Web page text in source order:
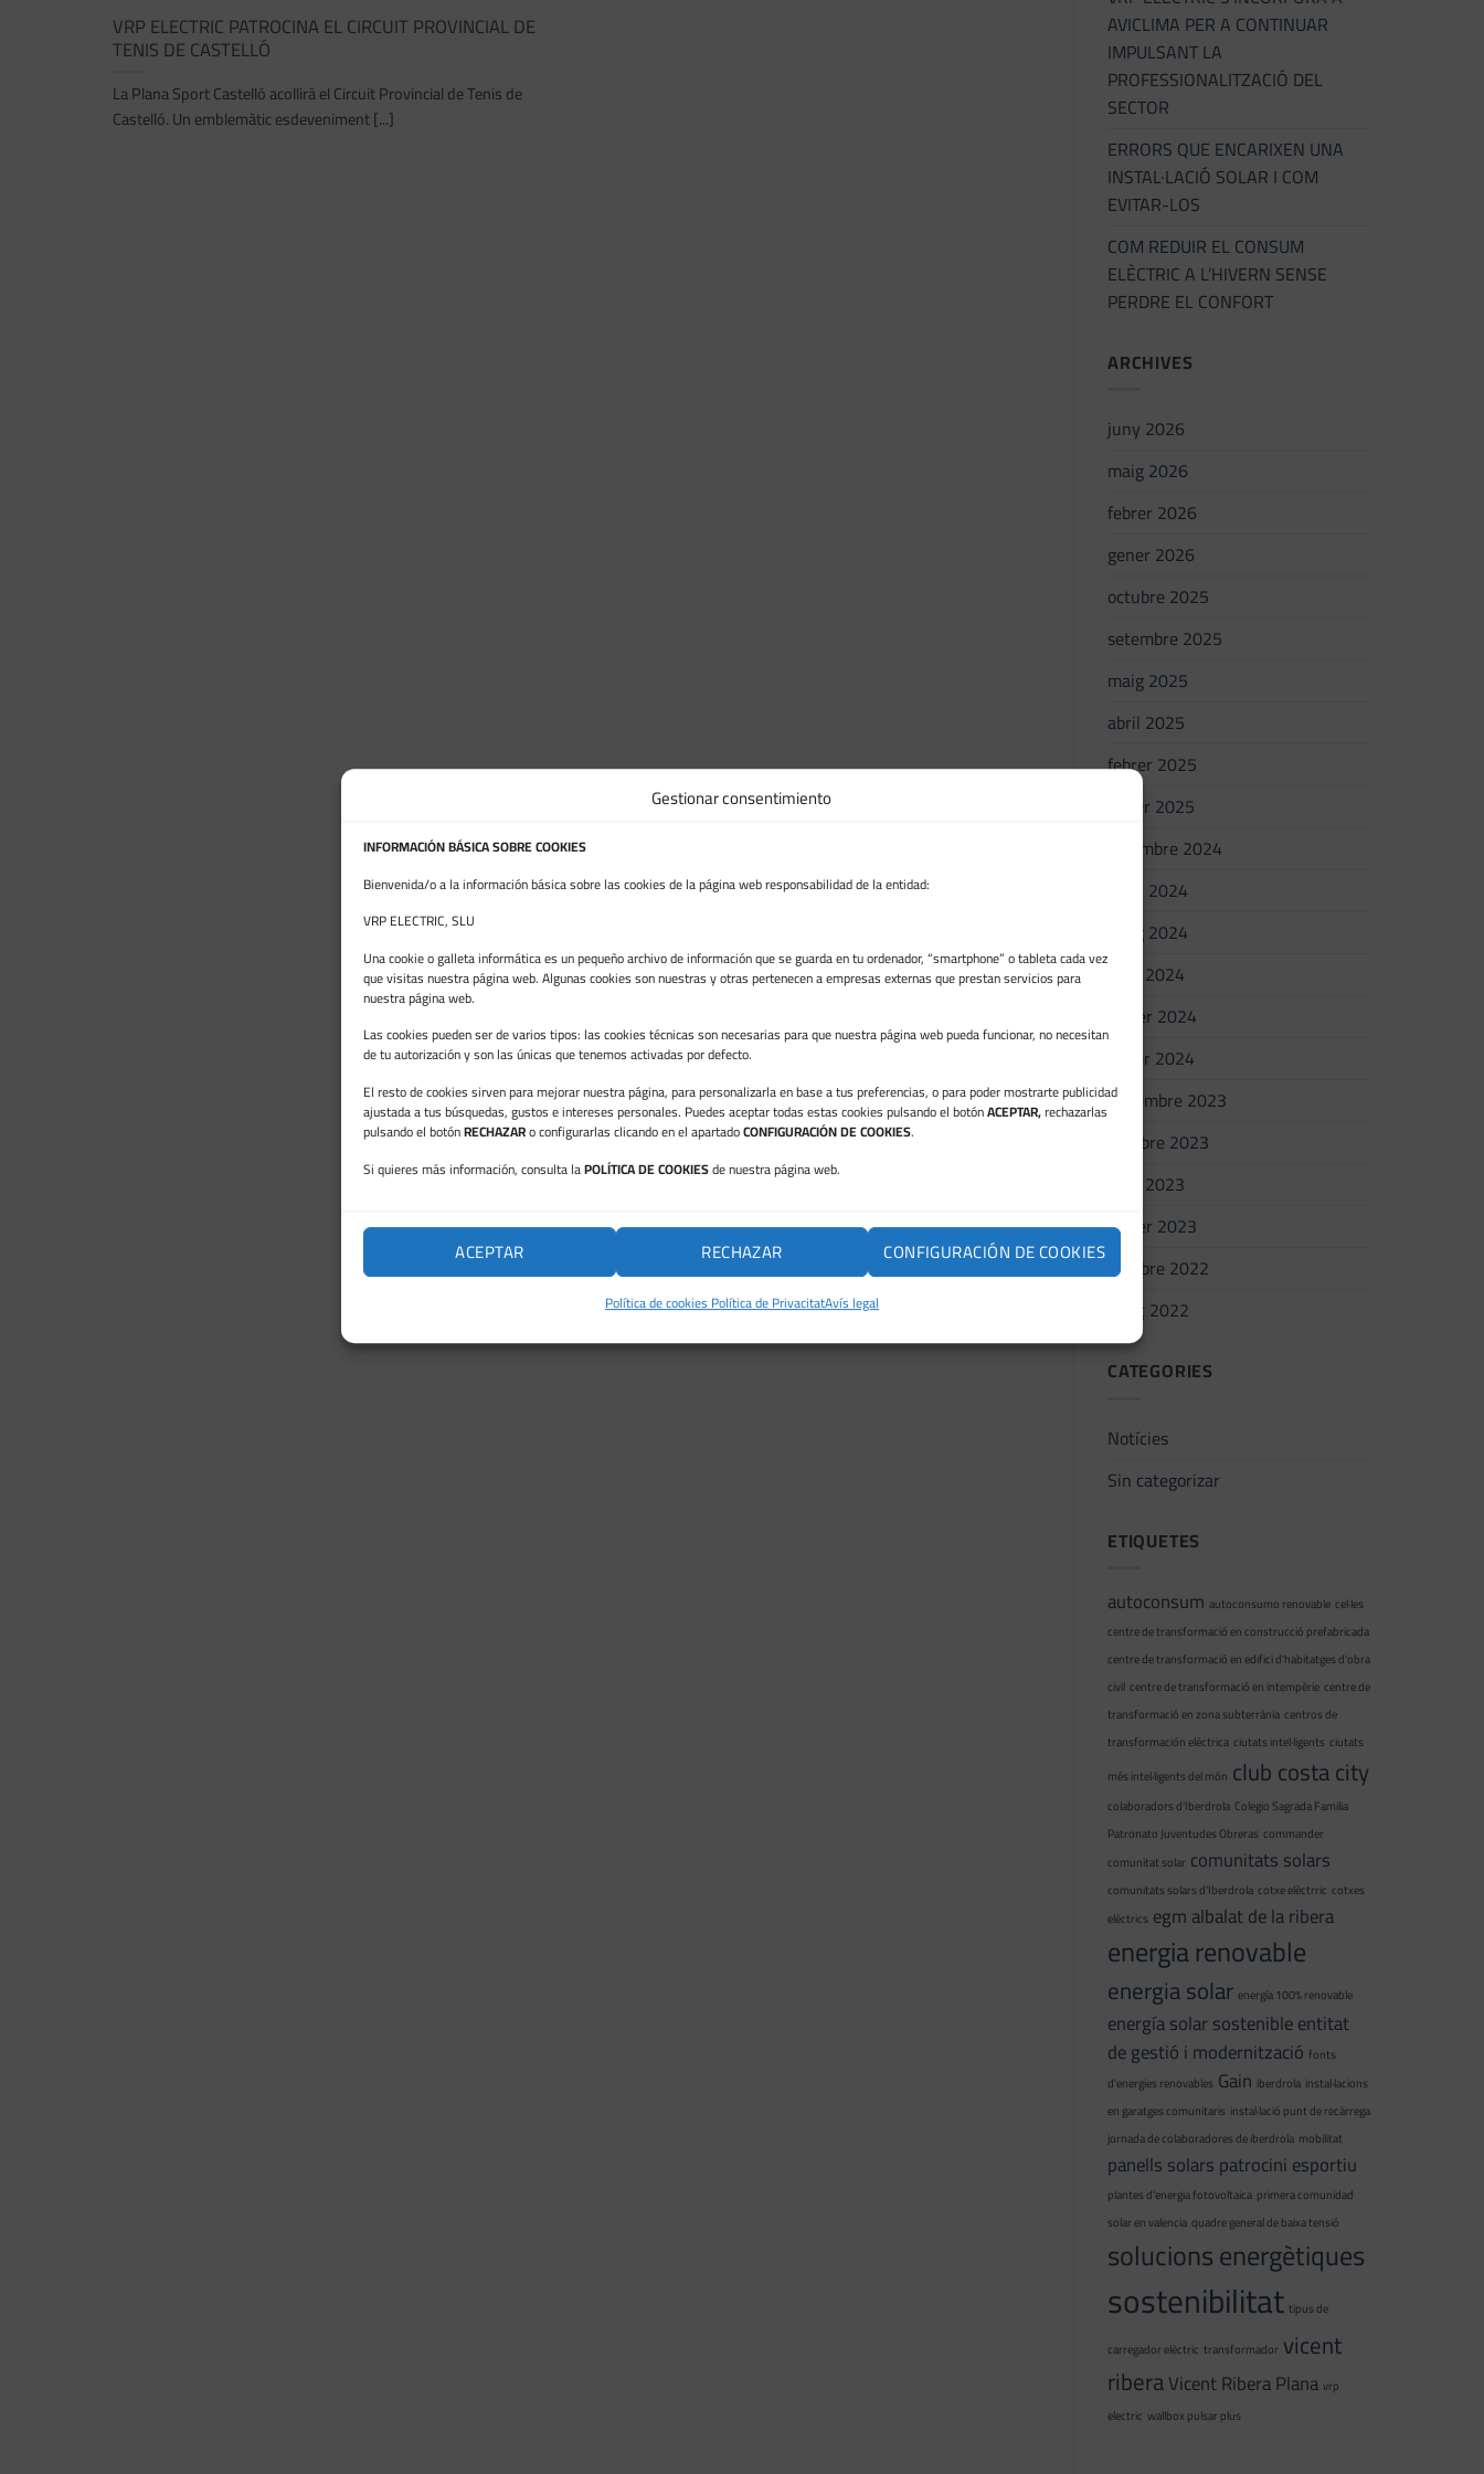
Gestionar consentimiento
INFORMACIÓN BÁSICA SOBRE COOKIES
Bienvenida/o a la información básica sobre las cookies de la página web responsabilidad de la entidad:
VRP ELECTRIC, SLU
Una cookie o galleta informática es un pequeño archivo de información que se guarda en tu ordenador, “smartphone” o tableta cada vez
que visitas nuestra página web. Algunas cookies son nuestras y otras pertenecen a empresas externas que prestan servicios para
nuestra página web.
Las cookies pueden ser de varios tipos: las cookies técnicas son necesarias para que nuestra página web pueda funcionar, no necesitan
de tu autorización y son las únicas que tenemos activadas por defecto.
El resto de cookies sirven para mejorar nuestra página, para personalizarla en base a tus preferencias, o para poder mostrarte publicidad
ajustada a tus búsquedas, gustos e intereses personales. Puedes aceptar todas estas cookies pulsando el botónACEPTAR,rechazarlas
pulsando el botónRECHAZARo configurarlas clicando en el apartadoCONFIGURACIÓN DE COOKIES.
Si quieres más información, consulta laPOLÍTICA DE COOKIESde nuestra página web.
ACEPTAR RECHAZAR CONFIGURACIÓN DE COOKIES
Política de cookiesPolítica de PrivacitatAvís legal
VRP ELECTRIC PATROCINA EL CIRCUIT PROVINCIAL DE
TENIS DE CASTELLÓ
La Plana Sport Castelló acollirà el Circuit Provincial de Tenis de
Castelló. Un emblemàtic esdeveniment [...]
AVICLIMA PER A CONTINUAR
IMPULSANT LA
PROFESSIONALITZACIÓ DEL
SECTOR
ERRORS QUE ENCARIXEN UNA
INSTAL·LACIÓ SOLAR I COM
EVITAR-LOS
COM REDUIR EL CONSUM
ELÈCTRIC A L’HIVERN SENSE
PERDRE EL CONFORT
ARCHIVES
juny 2026
maig 2026
febrer 2026
gener 2026
octubre 2025
setembre 2025
maig 2025
abril 2025
febrer 2025
gener 2025
setembre 2024
juliol 2024
maig 2024
abril 2024
febrer 2024
gener 2024
novembre 2023
octubre 2023
juny 2023
febrer 2023
octubre 2022
març 2022
CATEGORIES
Notícies
Sin categorizar
ETIQUETES
autoconsum autoconsumo renovable cel·les
centre de transformació en construcció prefabricada
centre de transformació en edifici d'habitatges d'obra
civil centre de transformació en intempèrie centre de
transformació en zona subterrània centros de
transformación eléctrica ciutats intel·ligents ciutats
més intel·ligents del món club costa city
colaboradors d'Iberdrola Colegio Sagrada Familia
Patronato Juventudes Obreras commander
comunitat solar comunitats solars
comunitats solars d'Iberdrola cotxe elèctrric cotxes
elèctrics egm albalat de la ribera
energia renovable
energia solar energía 100% renovable
energía solar sostenibleentitat
de gestió i modernització fonts
d'energies renovables Gain iberdrola instal·lacions
en garatges comunitaris instal·lació punt de recàrrega
jornada de colaboradores de iberdrola mobilitat
panells solarspatrocini esportiu
plantes d'energia fotovoltaica primera comunidad
solar en valencia quadre general de baixa tensió
solucions energètiques
sostenibilitat tipus de
carregador elèctric transformador vicent
riberaVicent Ribera Plana vrp
electric wallbox pulsar plus